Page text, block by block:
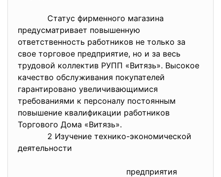
Статус фирменного магазина
предусматривает повышенную
ответственность работников не только за
свое торговое предприятие, но и за весь
трудовой коллектив РУПП «Витязь». Высокое
качество обслуживания покупателей
гарантировано увеличивающимися
требованиями к персоналу постоянным
повышение квалификации работников
Торгового Дома «Витязь».
2 Изучение технико-экономической
деятельности
предприятия